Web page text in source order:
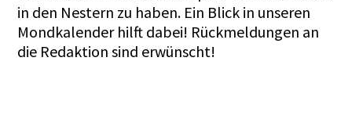
in den Nestern zu haben. Ein Blick in unseren
Mondkalender hilft dabei! Rückmeldungen an
die Redaktion sind erwünscht!